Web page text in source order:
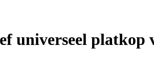
universeel platkop